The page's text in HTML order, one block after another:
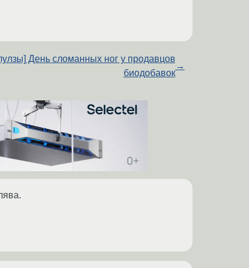
День сломанных ног у продавцов
биодобавок
→